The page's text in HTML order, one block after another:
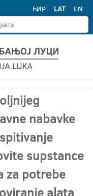
ЋИР LAT EN
nabavke
supstance
za potrebe
alata